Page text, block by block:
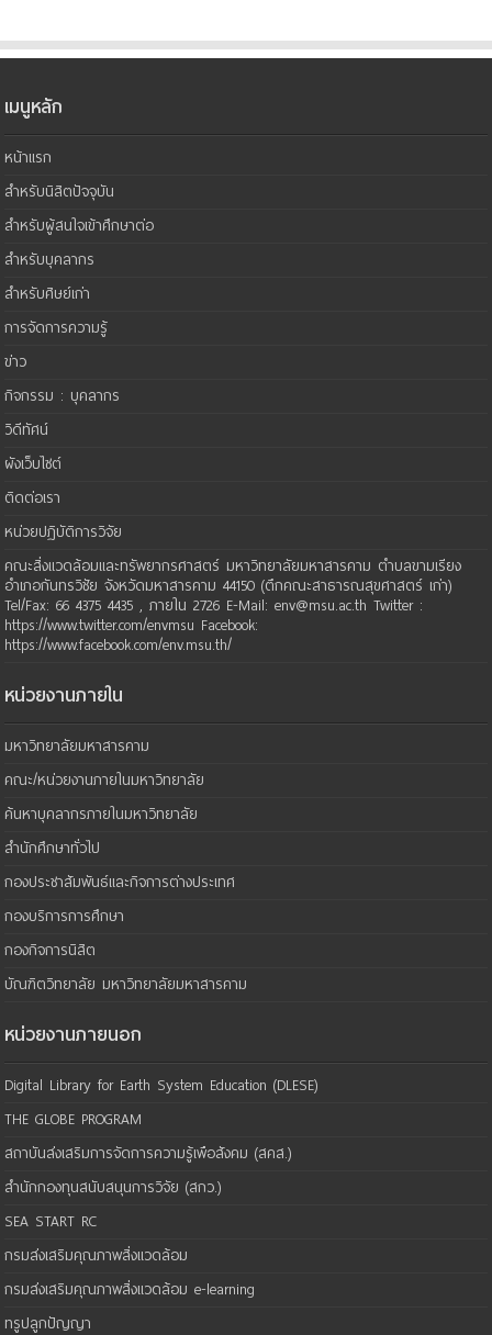
เมนูหลัก
หน้าแรก
สำหรับนิสิตปัจจุบัน
สำหรับผู้สนใจเข้าศึกษาต่อ
สำหรับบุคลากร
สำหรับศิษย์เก่า
การจัดการความรู้
ข่าว
กิจกรรม : บุคลากร
วิดีทัศน์
ผังเว็บไซต์
ติดต่อเรา
หน่วยปฏิบัติการวิจัย
คณะสิ่งแวดล้อมและทรัพยากรศาสตร์ มหาวิทยาลัยมหาสารคาม ตำบลขามเรียง
อำเภอกันทรวิชัย จังหวัดมหาสารคาม 44150 (ตึกคณะสาธารณสุขศาสตร์ เก่า)
Tel/Fax: 66 4375 4435 , ภายใน 2726 E-Mail: env@msu.ac.th Twitter :
https://www.twitter.com/envmsu Facebook:
https://www.facebook.com/env.msu.th/
หน่วยงานภายใน
มหาวิทยาลัยมหาสารคาม
คณะ/หน่วยงานภายในมหาวิทยาลัย
ค้นหาบุคลากรภายในมหาวิทยาลัย
สำนักศึกษาทั่วไป
กองประชาสัมพันธ์และกิจการต่างประเทศ
กองบริการการศึกษา
กองกิจการนิสิต
บัณฑิตวิทยาลัย มหาวิทยาลัยมหาสารคาม
หน่วยงานภายนอก
Digital Library for Earth System Education (DLESE)
THE GLOBE PROGRAM
สถาบันส่งเสริมการจัดการความรู้เพือสังคม (สคส.)
สำนักกองทุนสนับสนุนการวิจัย (สกว.)
SEA START RC
กรมส่งเสริมคุณภาพสิ่งแวดล้อม
กรมส่งเสริมคุณภาพสิ่งแวดล้อม e-learning
ทรูปลูกปัญญา